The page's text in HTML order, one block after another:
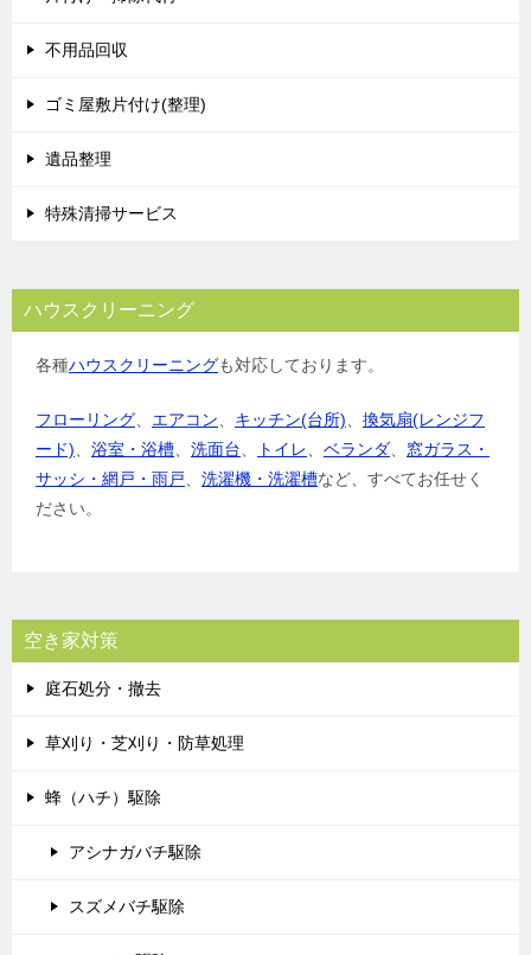
不用品回収
ゴミ屋敷片付け(整理)
遺品整理
特殊清掃サービス
ハウスクリーニング
各種ハウスクリーニングも対応しております。
フローリング エアコン キッチン(台所)
換気扇(レンジフ
ード)
浴室・浴槽 洗面台 トイレ ベランダ
窓ガラス・
サッシ・網戸・雨戸
洗濯機・洗濯槽など、すべてお任せく
ださい。
空き家対策
庭石処分・撤去
草刈り・芝刈り・防草処理
蜂（ハチ）駆除
アシナガバチ駆除
スズメバチ駆除